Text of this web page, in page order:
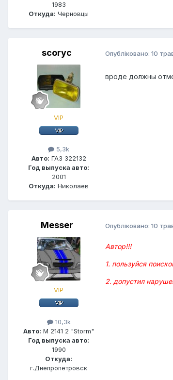
1983
Откуда: Черновцы
scoryc
VIP
5,3k
Авто: ГАЗ 322132
Год выпуска авто:
2001
Откуда: Николаев
Опубліковано: 10
вроде должны
Messer
VIP
10,3k
Авто: М 2141 2 "Storm"
Год выпуска авто:
1990
Откуда:
г.Днепропетровск
Опубліковано: 10
Автор!!!
1. пользуйся
2. допустил